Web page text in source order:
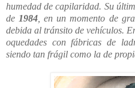
humedad de capilaridad. Su
de 1984 , en un momento de
debida al tránsito de vehículos.
oquedades con fábricas de
siendo tan frágil como la de